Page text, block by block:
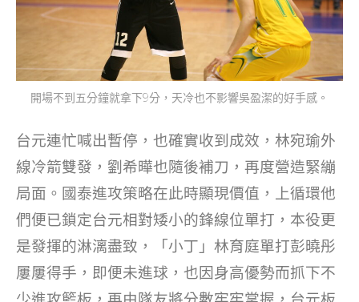
開場不到五分鐘就拿下9分，天冷也不影響吳盈潔的好手感。
台元連忙喊出暫停，也確實收到成效，林宛瑜外
線冷箭雙發，劉希曄也隨後補刀，再度營造緊繃
局面。國泰進攻策略在此時顯現價值，上循環他
們便已鎖定台元相對矮小的鋒線位單打，本役更
是發揮的淋漓盡致，「小丁」林育庭單打彭曉彤
屢屢得手，即便未進球，也因身高優勢而抓下不